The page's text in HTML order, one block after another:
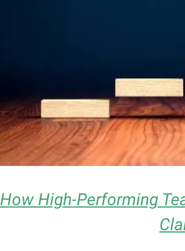
How High-Performing